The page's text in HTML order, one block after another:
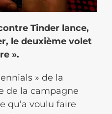
Tinder lance,
le deuxième volet
».
» de la
de la campagne
qu’a voulu faire